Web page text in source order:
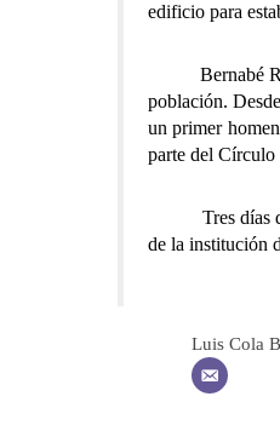
edificio para
Bernabé
población.
un primer
parte del Círculo
Tres días
de la institución
Luis Cola